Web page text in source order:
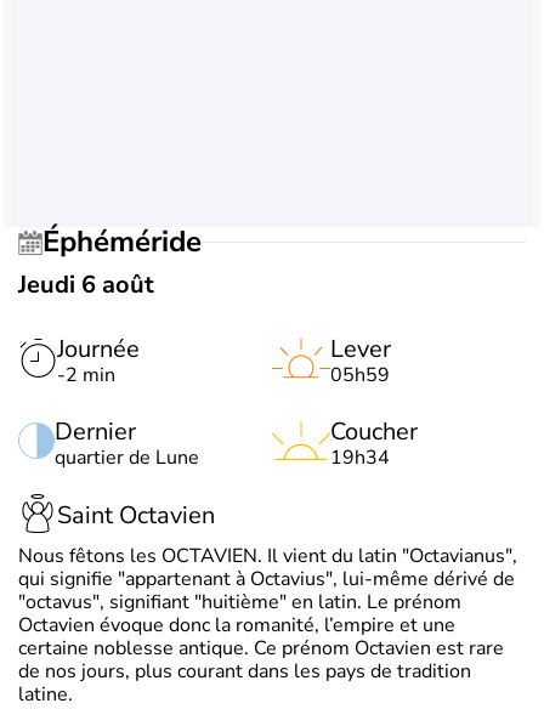
Éphéméride
Jeudi 6 août
Journée
-2 min
Dernier
quartier de Lune
Lever
05h59
Coucher
19h34
Saint Octavien
Nous fêtons les OCTAVIEN. Il vient du latin "Octavianus",
qui signifie "appartenant à Octavius", lui-même dérivé de
"octavus", signifiant "huitième" en latin. Le prénom
Octavien évoque donc la romanité, l’empire et une
certaine noblesse antique. Ce prénom Octavien est rare
de nos jours, plus courant dans les pays de tradition
latine.